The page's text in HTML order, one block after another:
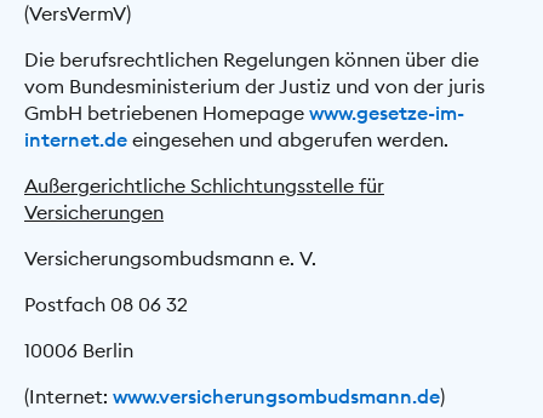
(VersVermV)
Die berufsrechtlichen Regelungen können über die
vom Bundesministerium der Justiz und von der juris
GmbH betriebenen Homepage www.gesetze-im-
internet.de eingesehen und abgerufen werden.
Außergerichtliche Schlichtungsstelle für
Versicherungen
Versicherungsombudsmann e. V.
Postfach 08 06 32
10006 Berlin
(Internet: www.versicherungsombudsmann.de)